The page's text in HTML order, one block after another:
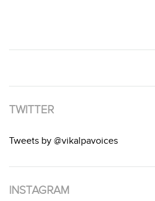
TWITTER
Tweets by @vikalpavoices
INSTAGRAM